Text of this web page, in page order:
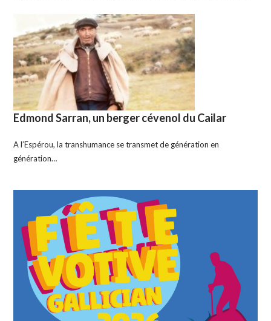
Edmond Sarran, un berger cévenol du Cailar
A l’Espérou, la transhumance se transmet de génération en
génération…